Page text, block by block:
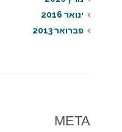
ינואר 2016
פברואר 2013
META